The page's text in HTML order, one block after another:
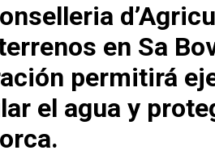
en Sa
permitirá
el agua y